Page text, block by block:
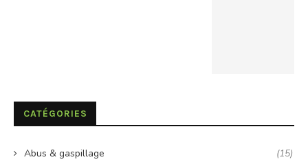
CATÉGORIES
Abus & gaspillage (15)